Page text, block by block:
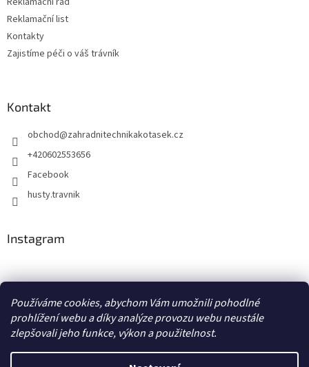
Používáme cookies, abychom Vám umožnili pohodlné
prohlížení webu a díky analýze provozu webu neustále
zlepšovali jeho funkce, výkon a použitelnost.
Reklamační list
Kontakty
Zajistíme péči o váš trávník
Kontakt
obchod@zahradnitechnikakotasek.cz
+420602553656
Facebook
husty.travnik
Instagram